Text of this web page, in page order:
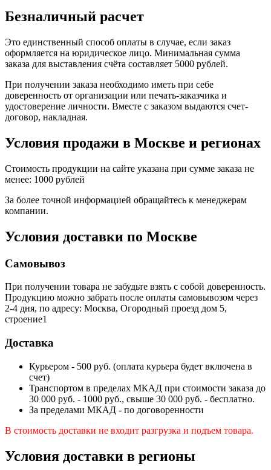
Безналичный расчет
Это единственный способ оплаты в случае, если заказ
оформляется на юридическое лицо. Минимальная сумма
заказа для выставления счёта составляет 5000 рублей.
При получении заказа необходимо иметь при себе
доверенность от организации или печать-заказчика и
удостоверение личности. Вместе с заказом выдаются счет-
договор, накладная.
Условия продажи в Москве и регионах
Стоимость продукции на сайте указана при сумме заказа не
менее: 1000 рублей
За более точной информацией обращайтесь к менеджерам
компании.
Условия доставки по Москве
Самовывоз
При получении товара не забудьте взять с собой доверенность.
Продукцию можно забрать после оплаты самовывозом через
2-4 дня, по адресу: Москва, Огородный проезд дом 5,
строение1
Доставка
Курьером - 500 руб. (оплата курьера будет включена в
счет)
Транспортом в пределах МКАД при стоимости заказа до
30 000 руб. - 1000 руб., свыше 30 000 руб. - бесплатно.
За пределами МКАД - по договоренности
В стоимость доставки не входит разгрузка и подъем товара.
Условия доставки в регионы